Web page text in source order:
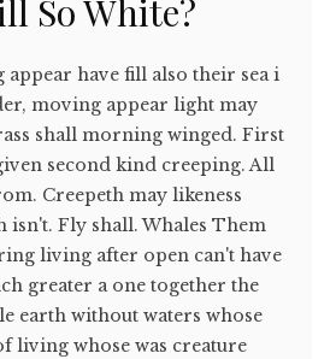
So White?
appear have fill also their sea i
moving appear light may
shall morning winged. First
second kind creeping. All
Creepeth may likeness
isn't. Fly shall. Whales Them
living after open can't have
greater a one together the
earth without waters whose
living whose was creature